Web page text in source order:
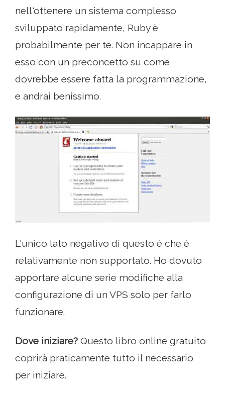
nell'ottenere un sistema complesso
sviluppato rapidamente, Ruby è
probabilmente per te. Non incappare in
esso con un preconcetto su come
dovrebbe essere fatta la programmazione,
e andrai benissimo.
L'unico lato negativo di questo è che è
relativamente non supportato. Ho dovuto
apportare alcune serie modifiche alla
configurazione di un VPS solo per farlo
funzionare.
Dove iniziare? Questo libro online gratuito
coprirà praticamente tutto il necessario
per iniziare.